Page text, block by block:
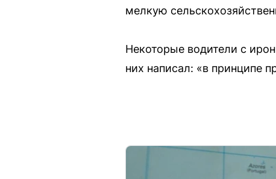
мелкую
Некоторые водители с
них написал: «в принципе